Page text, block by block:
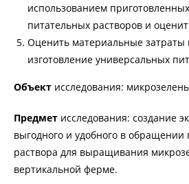
использованием
питательных растворов и
Оценить материальные затраты
изготовление универсальных
Объект исследования:
Предмет исследования: создание
выгодного и удобного в обращении
раствора для выращивания
вертикальной ферме.